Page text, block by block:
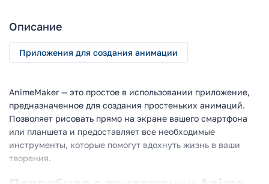
Описание
Приложения для создания анимации
AnimeMaker — это простое в использовании приложение,
предназначенное для создания простеньких анимаций.
Позволяет рисовать прямо на экране вашего смартфона
или планшета и предоставляет все необходимые
инструменты, которые помогут вдохнуть жизнь в ваши
творения.